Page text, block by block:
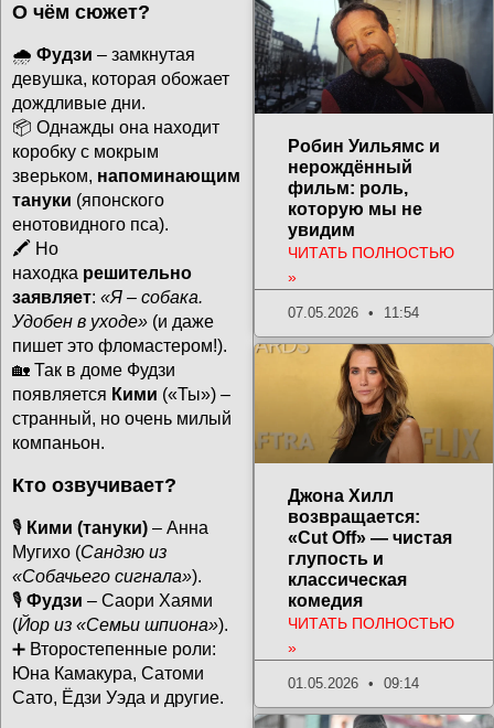
О чём сюжет?
🌧️ Фудзи – замкнутая
девушка, которая обожает
дождливые дни.
📦 Однажды она находит
коробку с мокрым
зверьком, напоминающим
тануки (японского
енотовидного пса).
🖍️ Но
находка решительно
заявляет: «Я – собака.
Удобен в уходе» (и даже
пишет это фломастером!).
🏡 Так в доме Фудзи
появляется Кими («Ты») –
странный, но очень милый
компаньон.
Кто озвучивает?
🎙️ Кими (тануки) – Анна
Мугихо (Сандзю из
«Собачьего сигнала»).
🎙️ Фудзи – Саори Хаями
(Йор из «Семьи шпиона»).
➕ Второстепенные роли:
Юна Камакура, Сатоми
Сато, Ёдзи Уэда и другие.
Робин Уильямс и
нерождённый
фильм: роль,
которую мы не
увидим
ЧИТАТЬ ПОЛНОСТЬЮ
»
07.05.2026 11:54
Джона Хилл
возвращается:
«Cut Off» — чистая
глупость и
классическая
комедия
ЧИТАТЬ ПОЛНОСТЬЮ
»
01.05.2026 09:14